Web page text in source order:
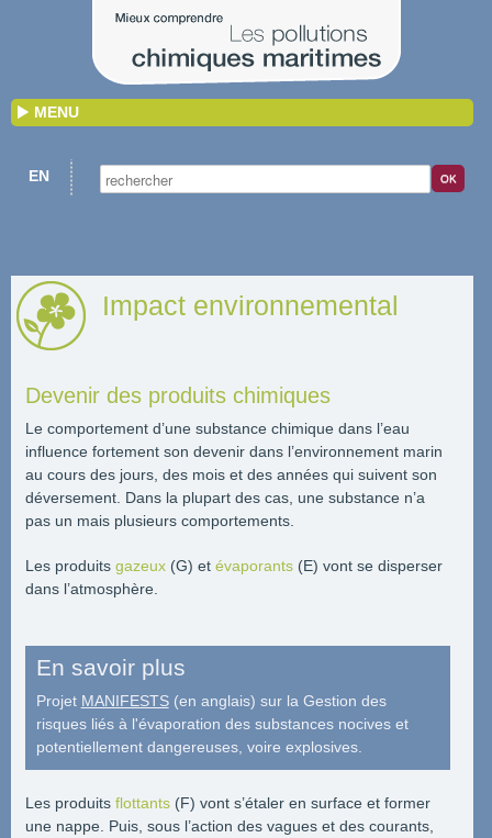
MENU
EN
Impact environnemental
Devenir des produits chimiques
Le comportement d’une substance chimique dans l’eau
influence fortement son devenir dans l’environnement marin
au cours des jours, des mois et des années qui suivent son
déversement. Dans la plupart des cas, une substance n’a
pas un mais plusieurs comportements.
Les produits gazeux(G) et évaporants(E) vont se disperser
dans l’atmosphère.
En savoir plus
Projet MANIFESTS(en anglais) sur la Gestion des
risques liés à l'évaporation des substances nocives et
potentiellement dangereuses, voire explosives.
Les produits flottants(F) vont s’étaler en surface et former
une nappe. Puis, sous l’action des vagues et des courants,